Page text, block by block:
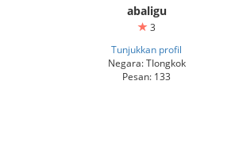
abaligu
3
Tunjukkan profil
Negara: TIongkok
Pesan: 133